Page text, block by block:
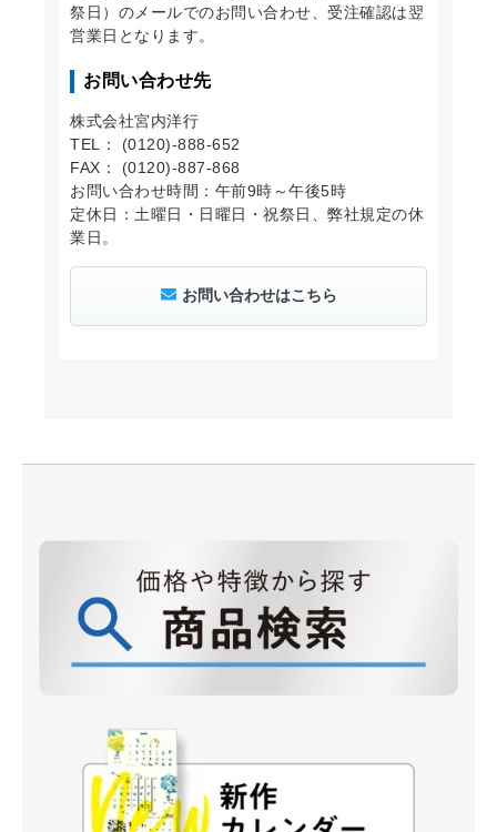
祭日）のメールでのお問い合わせ、受注確認は翌
営業日となります。
お問い合わせ先
株式会社宮内洋行
TEL： (0120)-888-652
FAX： (0120)-887-868
お問い合わせ時間：午前9時～午後5時
定休日：土曜日・日曜日・祝祭日、弊社規定の休
業日。
お問い合わせはこちら